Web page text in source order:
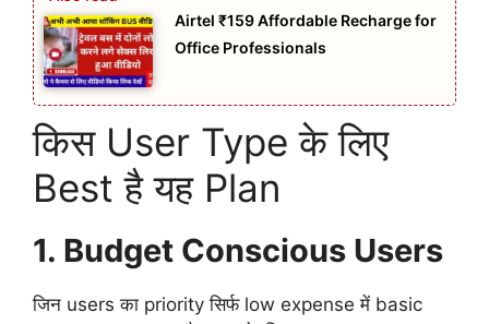
Airtel ₹159 Affordable Recharge for
Office Professionals
किस User Type के लिए
Best है यह Plan
1. Budget Conscious Users
जिन users का priority सिर्फ low expense में basic